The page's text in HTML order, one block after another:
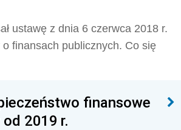
ustawę z dnia 6 czerwca 2018 r.
finansach publicznych. Co się
finansowe
2019 r.